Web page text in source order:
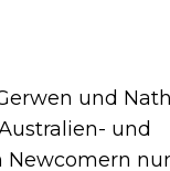
und
und
Newcomern